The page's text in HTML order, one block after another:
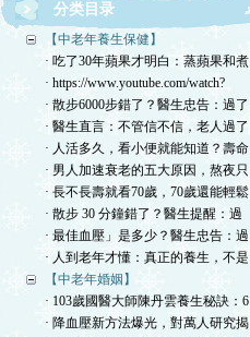
分类目录
【中老年養生保健】
· 吃了30年蘋果才明白：蒸蘋果和煮
· https://www.youtube.com/watch?
· 散步6000步錯了？醫生忠告：過了
· 醫生直言：不管信不信，老人過了
· 人活多久，看小便就能知道？壽命
· 男人加速衰老的五大原因，熬夜只
· 長不長壽就看70歲，70歲還能輕鬆
· 散步 30 分鐘錯了？醫生提醒：過
· 最佳血壓」是多少？醫生忠告：過
· 人到老年才懂：真正的養生，不是
【中老年婚姻】
· 103歲國醫大師陳丹雲養生秘訣：6
· 降血壓新方法爆光，對萬人研究揭